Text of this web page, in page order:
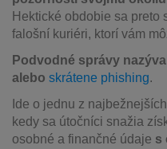
Hektické obdobie sa
falošní kuriéri, ktorí vám
Podvodné správy
alebo skrátene phishing.
Ide o jednu z
kedy sa útočníci snažia
osobné a finančné údaje s